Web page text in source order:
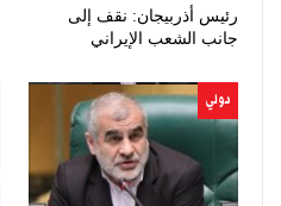
رئيس أذربيجان: نقف إلى
جانب الشعب الإيراني
دولي